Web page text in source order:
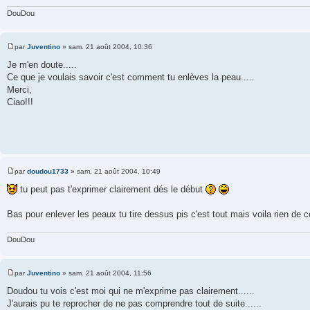
e
DouDou
M
s
s
g
e
parJuventino » sam. 21 août 2004, 10:36
Je m'en doute.....
Ce que je voulais savoir c'est comment tu enlèves la peau.....
Merci,
Ciao!!!
M
e
s
g
pardoudou1733 » sam. 21 août 2004, 10:49
tu peut pas t'exprimer clairement dés le début
Bas pour enlever les peaux tu tire dessus pis c'est tout mais voila rien de
DouDou
M
s
s
parJuventino » sam. 21 août 2004, 11:56
Doudou tu vois c'est moi qui ne m'exprime pas clairement......
J'aurais pu te reprocher de ne pas comprendre tout de suite......